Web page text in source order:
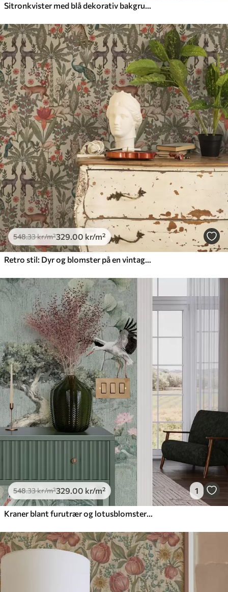
Sitronkvister med blå dekorativ bakgrunn
548.33kr/m²329.00 kr/m²
Retro stil: Dyr og blomster på en vintage-bakgrunn
548.33kr/m²329.00 kr/m² 1
Kraner blant furutrær og lotusblomster på en rolig grønn bakgrunn